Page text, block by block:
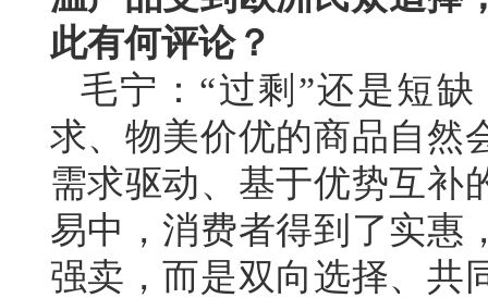
此有何评论？
毛宁：“过剩”还是短
求、物美价优的商品自然
需求驱动、基于优势互补
易中，消费者得到了实惠
强卖，而是双向选择、共